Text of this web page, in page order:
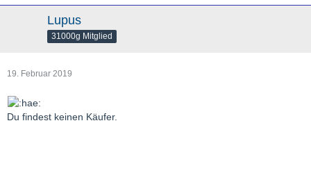
Lupus
31000g Mitglied
19. Februar 2019
Du findest keinen Käufer.